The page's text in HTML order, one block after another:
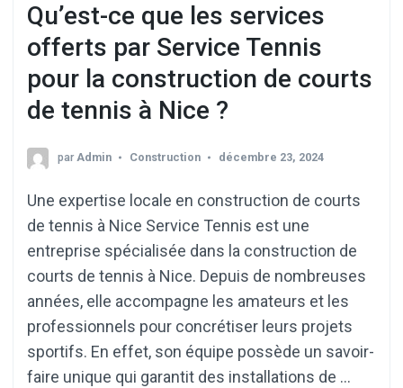
Qu’est-ce que les services
offerts par Service Tennis
pour la construction de courts
de tennis à Nice ?
parAdmin Construction décembre 23, 2024
Une expertise locale en construction de courts
de tennis à Nice Service Tennis est une
entreprise spécialisée dans la construction de
courts de tennis à Nice. Depuis de nombreuses
années, elle accompagne les amateurs et les
professionnels pour concrétiser leurs projets
sportifs. En effet, son équipe possède un savoir-
faire unique qui garantit des installations de …